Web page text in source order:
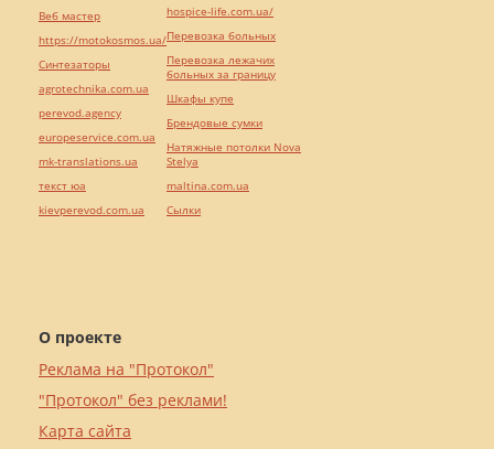
О проекте
Реклама на "Протокол"
"Протокол" без реклами!
Карта сайта
Веб мастер
https://motokosmos.ua/
Синтезаторы
agrotechnika.com.ua
perevod.agency
europeservice.com.ua
mk-translations.ua
текст юа
kievperevod.com.ua
hospice-life.com.ua/
Перевозка больных
Перевозка лежачих
больных за границу
Шкафы купе
Брендовые сумки
Натяжные потолки Nova
Stelya
maltina.com.ua
Cылки